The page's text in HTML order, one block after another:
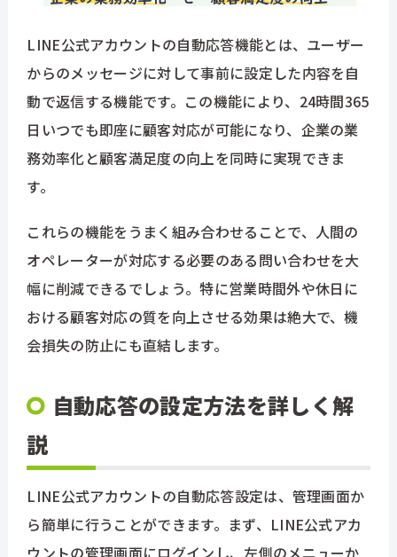
LINE公式アカウントの自動応答機能とは、ユーザー
からのメッセージに対して事前に設定した内容を自
動で返信する機能です。この機能により、24時間365
日いつでも即座に顧客対応が可能になり、企業の業
務効率化と顧客満足度の向上を同時に実現できま
す。
これらの機能をうまく組み合わせることで、人間の
オペレーターが対応する必要のある問い合わせを大
幅に削減できるでしょう。特に営業時間外や休日に
おける顧客対応の質を向上させる効果は絶大で、機
会損失の防止にも直結します。
自動応答の設定方法を詳しく解
説
LINE公式アカウントの自動応答設定は、管理画面か
ら簡単に行うことができます。まず、LINE公式アカ
ウントの管理画面にログインし、左側のメニューか